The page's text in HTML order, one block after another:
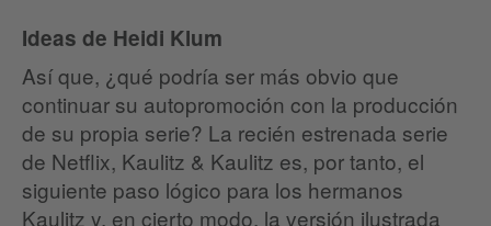
Ideas de Heidi Klum
Así que, ¿qué podría ser más obvio que
continuar su autopromoción con la producción
de su propia serie? La recién estrenada serie
de Netflix, Kaulitz & Kaulitz es, por tanto, el
siguiente paso lógico para los hermanos
Kaulitz y, en cierto modo, la versión ilustrada